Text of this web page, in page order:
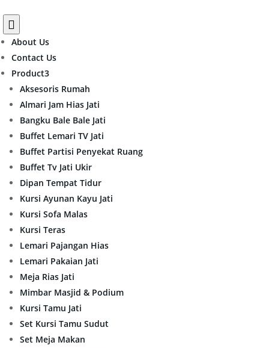

About Us
Contact Us
Product3
Aksesoris Rumah
Almari Jam Hias Jati
Bangku Bale Bale Jati
Buffet Lemari TV Jati
Buffet Partisi Penyekat Ruang
Buffet Tv Jati Ukir
Dipan Tempat Tidur
Kursi Ayunan Kayu Jati
Kursi Sofa Malas
Kursi Teras
Lemari Pajangan Hias
Lemari Pakaian Jati
Meja Rias Jati
Mimbar Masjid & Podium
Kursi Tamu Jati
Set Kursi Tamu Sudut
Set Meja Makan